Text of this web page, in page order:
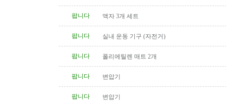
팝니다 액자 3개 세트
팝니다 실내 운동 기구 (자전거)
팝니다 폴리에틸렌 매트 2개
팝니다 변압기
팝니다 변압기